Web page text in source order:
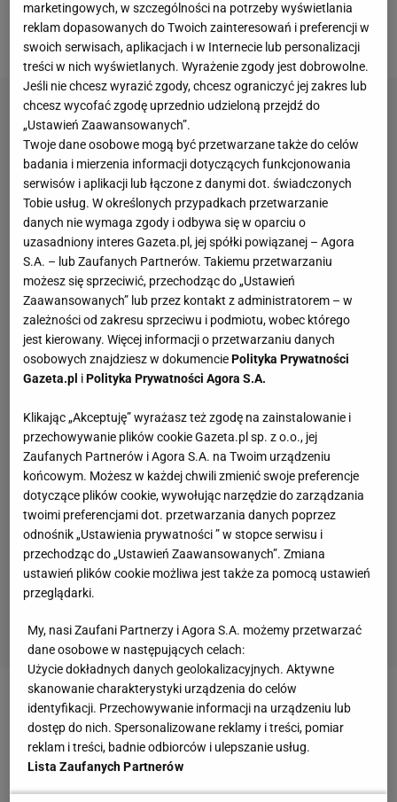
trzech. Żaden nie znalazł się w czołowej dziesiątce.
Dramat, to mało powiedziane.
Zobacz wideoDoleżal podsumowuje konkurs
drużynowy: Na pewno było nas stać na więcej
Fatalne zawody w Zakopanem. Nie ma co liczyć na
marketingowych, w szczególności na potrzeby wyświetlania
reklam dopasowanych do Twoich zainteresowań i preferencji w
swoich serwisach, aplikacjach i w Internecie lub personalizacji
treści w nich wyświetlanych. Wyrażenie zgody jest dobrowolne.
Jeśli nie chcesz wyrazić zgody, chcesz ograniczyć jej zakres lub
chcesz wycofać zgodę uprzednio udzieloną przejdź do
„Ustawień Zaawansowanych”.
Twoje dane osobowe mogą być przetwarzane także do celów
badania i mierzenia informacji dotyczących funkcjonowania
serwisów i aplikacji lub łączone z danymi dot. świadczonych
Tobie usług. W określonych przypadkach przetwarzanie
danych nie wymaga zgody i odbywa się w oparciu o
uzasadniony interes Gazeta.pl, jej spółki powiązanej – Agora
S.A. – lub Zaufanych Partnerów. Takiemu przetwarzaniu
możesz się sprzeciwić, przechodząc do „Ustawień
Zaawansowanych” lub przez kontakt z administratorem – w
zależności od zakresu sprzeciwu i podmiotu, wobec którego
jest kierowany. Więcej informacji o przetwarzaniu danych
osobowych znajdziesz w dokumenciePolityka Prywatności
Gazeta.pl iPolityka Prywatności Agora S.A.
Klikając „Akceptuję” wyrażasz też zgodę na zainstalowanie i
przechowywanie plików cookie Gazeta.pl sp. z o.o., jej
Zaufanych Partnerów i Agora S.A. na Twoim urządzeniu
końcowym. Możesz w każdej chwili zmienić swoje preferencje
dotyczące plików cookie, wywołując narzędzie do zarządzania
twoimi preferencjami dot. przetwarzania danych poprzez
odnośnik „Ustawienia prywatności ” w stopce serwisu i
przechodząc do „Ustawień Zaawansowanych”. Zmiana
ustawień plików cookie możliwa jest także za pomocą ustawień
przeglądarki.
My, nasi Zaufani Partnerzy i Agora S.A. możemy przetwarzać
dane osobowe w następujących celach:
Użycie dokładnych danych geolokalizacyjnych. Aktywne
skanowanie charakterystyki urządzenia do celów
identyfikacji. Przechowywanie informacji na urządzeniu lub
dostęp do nich. Spersonalizowane reklamy i treści, pomiar
reklam i treści, badnie odbiorców i ulepszanie usług.
Lista Zaufanych Partnerów